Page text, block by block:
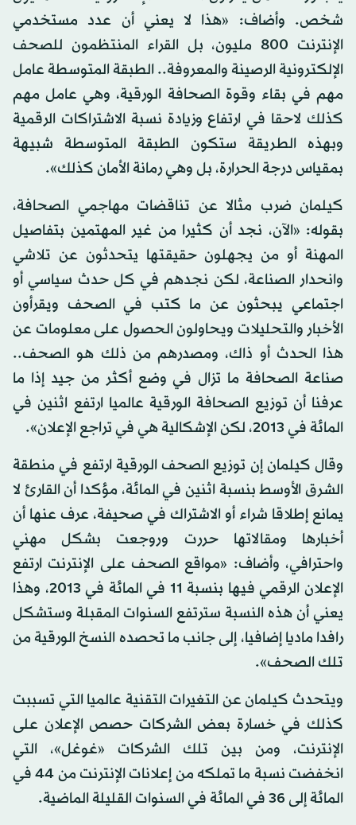
شخص. وأضاف: «هذا لا يعني أن عدد مستخدمي
الإنترنت 800 مليون، بل القراء المنتظمون للصحف
الإلكترونية الرصينة والمعروفة.. الطبقة المتوسطة عامل
مهم في بقاء وقوة الصحافة الورقية، وهي عامل مهم
كذلك لاحقا في ارتفاع وزيادة نسبة الاشتراكات الرقمية
وبهذه الطريقة ستكون الطبقة المتوسطة شبيهة
بمقياس درجة الحرارة، بل وهي رمانة الأمان كذلك».
كيلمان ضرب مثالا عن تناقضات مهاجمي الصحافة،
بقوله: «الآن، نجد أن كثيرا من غير المهتمين بتفاصيل
المهنة أو من يجهلون حقيقتها يتحدثون عن تلاشي
وانحدار الصناعة، لكن نجدهم في كل حدث سياسي أو
اجتماعي يبحثون عن ما كتب في الصحف ويقرأون
الأخبار والتحليلات ويحاولون الحصول على معلومات عن
هذا الحدث أو ذاك، ومصدرهم من ذلك هو الصحف..
صناعة الصحافة ما تزال في وضع أكثر من جيد إذا ما
عرفنا أن توزيع الصحافة الورقية عالميا ارتفع اثنين في
المائة في 2013، لكن الإشكالية هي في تراجع الإعلان».
وقال كيلمان إن توزيع الصحف الورقية ارتفع في منطقة
الشرق الأوسط بنسبة اثنين في المائة، مؤكدا أن القارئ لا
يمانع إطلاقا شراء أو الاشتراك في صحيفة، عرف عنها أن
أخبارها ومقالاتها حررت وروجعت بشكل مهني
واحترافي، وأضاف: «مواقع الصحف على الإنترنت ارتفع
الإعلان الرقمي فيها بنسبة 11 في المائة في 2013، وهذا
يعني أن هذه النسبة سترتفع السنوات المقبلة وستشكل
رافدا ماديا إضافيا، إلى جانب ما تحصده النسخ الورقية من
تلك الصحف».
ويتحدث كيلمان عن التغيرات التقنية عالميا التي تسببت
كذلك في خسارة بعض الشركات حصص الإعلان على
الإنترنت، ومن بين تلك الشركات «غوغل»، التي
انخفضت نسبة ما تملكه من إعلانات الإنترنت من 44 في
المائة إلى 36 في المائة في السنوات القليلة الماضية.